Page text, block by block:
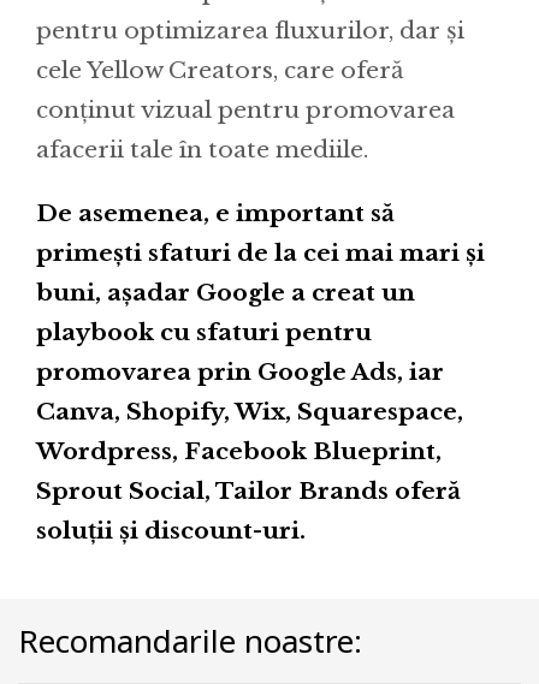
pentru optimizarea fluxurilor, dar și
cele Yellow Creators, care oferă
conținut vizual pentru promovarea
afacerii tale în toate mediile.
De asemenea, e important să
primești sfaturi de la cei mai mari și
buni, așadar Google a creat un
playbook cu sfaturi pentru
promovarea prin Google Ads, iar
Canva, Shopify, Wix, Squarespace,
Wordpress, Facebook Blueprint,
Sprout Social, Tailor Brands oferă
soluții și discount-uri.
Recomandarile noastre: